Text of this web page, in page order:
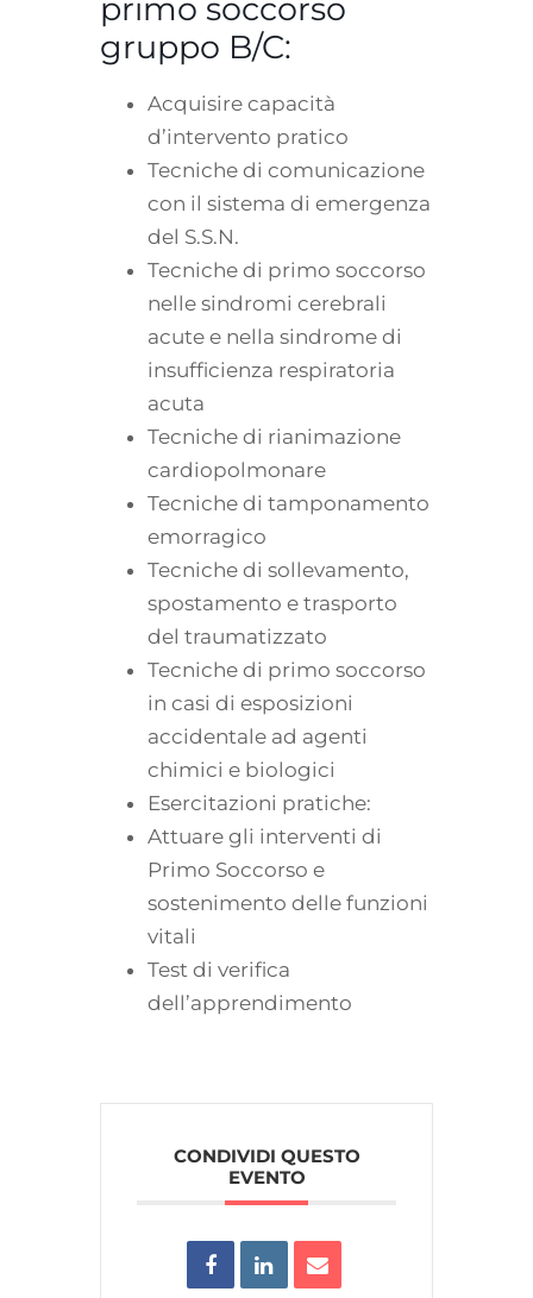
primo soccorso
gruppo B/C:
Acquisire capacità
d’intervento pratico
Tecniche di comunicazione
con il sistema di emergenza
del S.S.N.
Tecniche di primo soccorso
nelle sindromi cerebrali
acute e nella sindrome di
insufficienza respiratoria
acuta
Tecniche di rianimazione
cardiopolmonare
Tecniche di tamponamento
emorragico
Tecniche di sollevamento,
spostamento e trasporto
del traumatizzato
Tecniche di primo soccorso
in casi di esposizioni
accidentale ad agenti
chimici e biologici
Esercitazioni pratiche:
Attuare gli interventi di
Primo Soccorso e
sostenimento delle funzioni
vitali
Test di verifica
dell’apprendimento
CONDIVIDI QUESTO
EVENTO